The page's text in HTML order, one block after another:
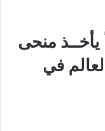
يأخــذ منحى
في